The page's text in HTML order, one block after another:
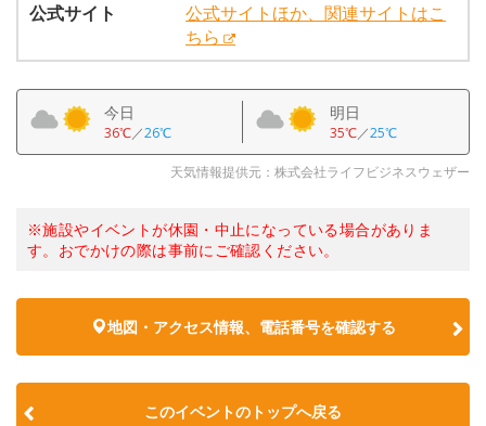
公式サイト
公式サイトほか、関連サイトはこ
ちら
今日
36℃／26℃
明日
35℃／25℃
天気情報提供元：株式会社ライフビジネスウェザー
※施設やイベントが休園・中止になっている場合がありま
す。おでかけの際は事前にご確認ください。
地図・アクセス情報、電話番号を確認する
このイベントのトップへ戻る